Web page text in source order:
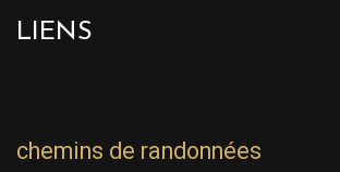
LIENS
chemins de randonnées